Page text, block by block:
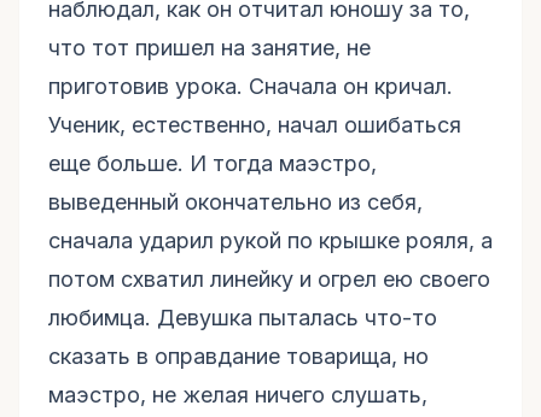
наблюдал, как он отчитал юношу за то,
что тот пришел на занятие, не
приготовив урока. Сначала он кричал.
Ученик, естественно, начал ошибаться
еще больше. И тогда маэстро,
выведенный окончательно из себя,
сначала ударил рукой по крышке рояля, а
потом схватил линейку и огрел ею своего
любимца. Девушка пыталась что-то
сказать в оправдание товарища, но
маэстро, не желая ничего слушать,